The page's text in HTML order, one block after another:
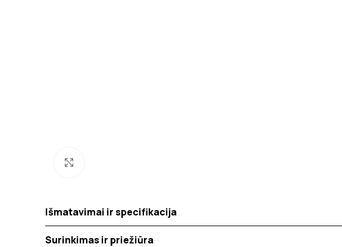
Išmatavimai ir specifikacija
Surinkimas ir priežiūra